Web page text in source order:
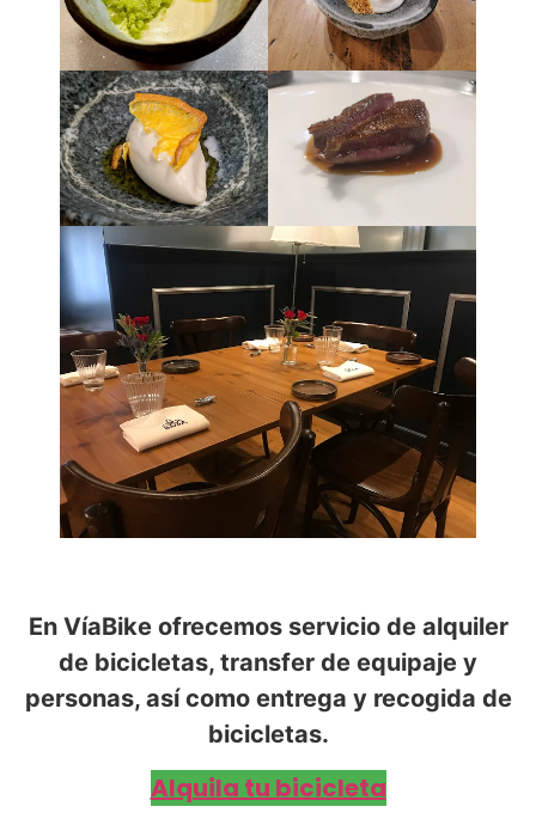
En VíaBike ofrecemos servicio de alquiler
de bicicletas, transfer de equipaje y
personas, así como entrega y recogida de
bicicletas.
Alquila tu bicicleta